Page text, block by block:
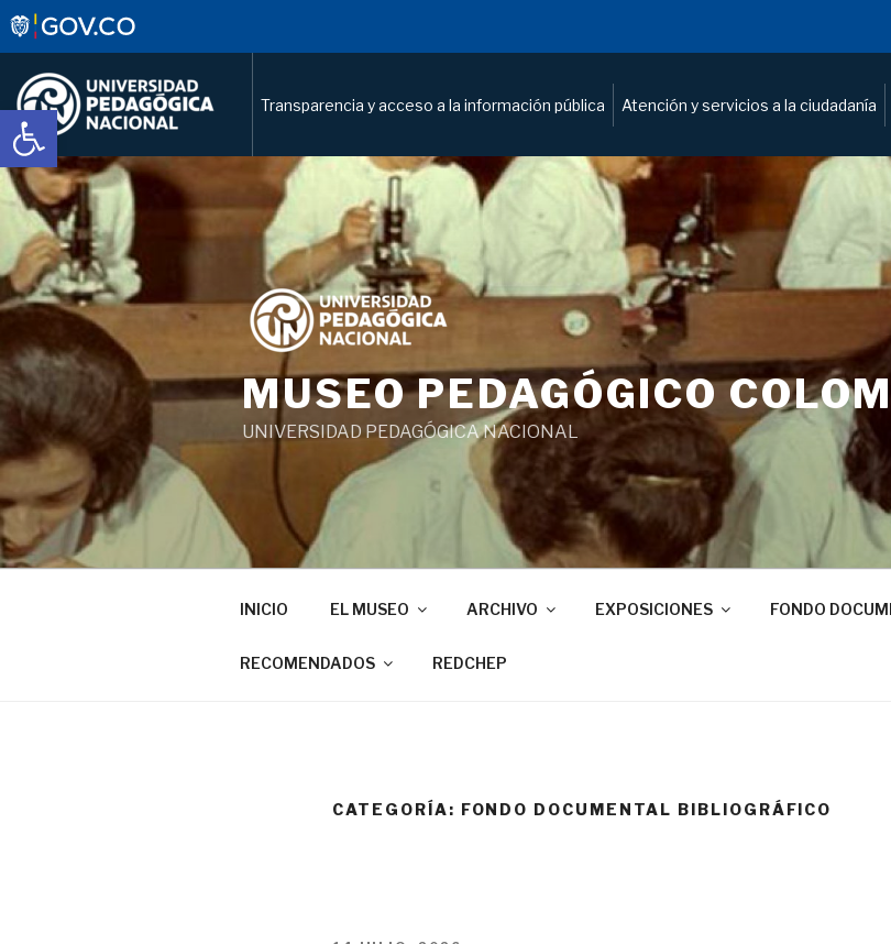
Abrir barra de herramientas Transparencia y acceso a la información pública Atención y servicios a la ciudadanía
Saltar
al
contenido
MUSEO PEDAGÓGICO
UNIVERSIDAD PEDAGÓGICA NACIONAL
INICIO EL MUSEO ARCHIVO EXPOSICIONES FONDO
RECOMENDADOS REDCHEP
CATEGORÍA: FONDO DOCUMENTAL BIBLIOGRÁFICO